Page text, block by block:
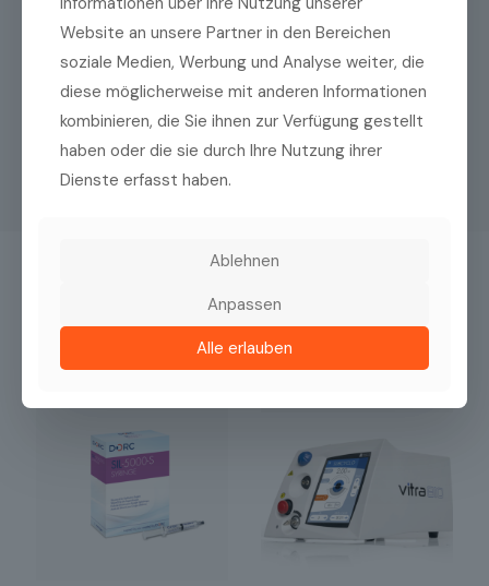
Das könnte Sie auch interessieren
Website an unsere Partner in den Bereichen
soziale Medien, Werbung und Analyse weiter, die
diese möglicherweise mit anderen Informationen
kombinieren, die Sie ihnen zur Verfügung gestellt
haben oder die sie durch Ihre Nutzung ihrer
Dienste erfasst haben.
Ablehnen
Anpassen
Alle erlauben